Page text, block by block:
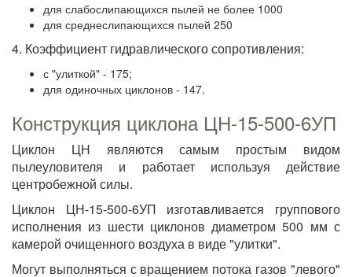
для слабослипающихся пылей не более 1000
для среднеслипающихся пылей 250
4. Коэффициент гидравлического сопротивления:
с "улиткой" - 175;
для одиночных циклонов - 147.
Конструкция циклона ЦН-15-500-6УП
Циклон ЦН являются самым простым видом
пылеуловителя и работает используя действие
центробежной силы.
Циклон ЦН-15-500-6УП изготавливается группового
исполнения из шести циклонов диаметром 500 мм с
камерой очищенного воздуха в виде "улитки".
Могут выполняться с вращением потока газов "левого"